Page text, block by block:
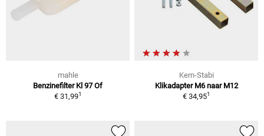
mahle
Benzinefilter Kl 97 Of
€ 31,991
Kern-Stabi
Klikadapter M6 naar M12
€ 34,951